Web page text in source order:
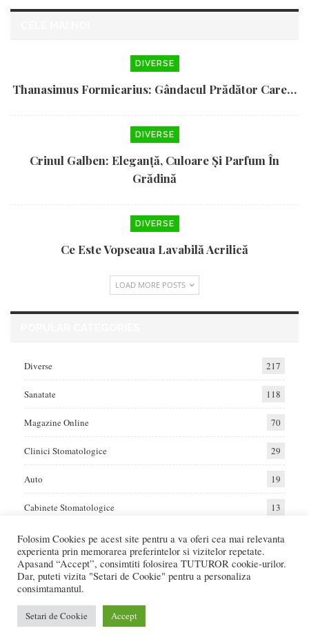
DIVERSE
Thanasimus Formicarius: Gândacul Prădător Care…
DIVERSE
Crinul Galben: Eleganță, Culoare Și Parfum În
Grădină
DIVERSE
Ce Este Vopseaua Lavabilă Acrilică
LOAD MORE POSTS
Diverse 217
Sanatate 118
Magazine Online 70
Clinici Stomatologice 29
Auto 19
Cabinete Stomatologice 13
Home Auto Diverse Sanatate
Va raportam cele mai bune oferte de servicii si produse din Romania. Recenzii
Online care va ajuta sa faceti cea mai buna alegere.
Folosim Cookies pe acest site pentru a va oferi cea mai relevanta
experienta prin memorarea preferintelor si vizitelor repetate.
Apasand “Accept”, consimtiti folosirea TUTUROR cookie-urilor.
Dar, puteti vizita "Setari de Cookie" pentru a personaliza
consimtamantul.
Setari de Cookie Accept